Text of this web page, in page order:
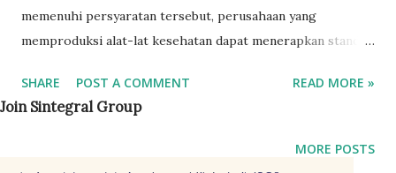
memenuhi persyaratan tersebut, perusahaan yang
memproduksi alat-lat kesehatan dapat menerapkan standar
Quality management systems — Requirements for
regulatory purposes disusun oleh lembaga standardisasi
SHARE POST A COMMENT READ MORE »
MORE POSTS
Join Sintegral Group